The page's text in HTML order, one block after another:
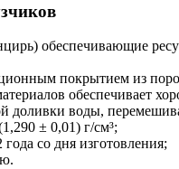
обеспечивающие
покрытием из
обеспечивает
воды,
± 0,01) г/см³;
со дня изготовления;